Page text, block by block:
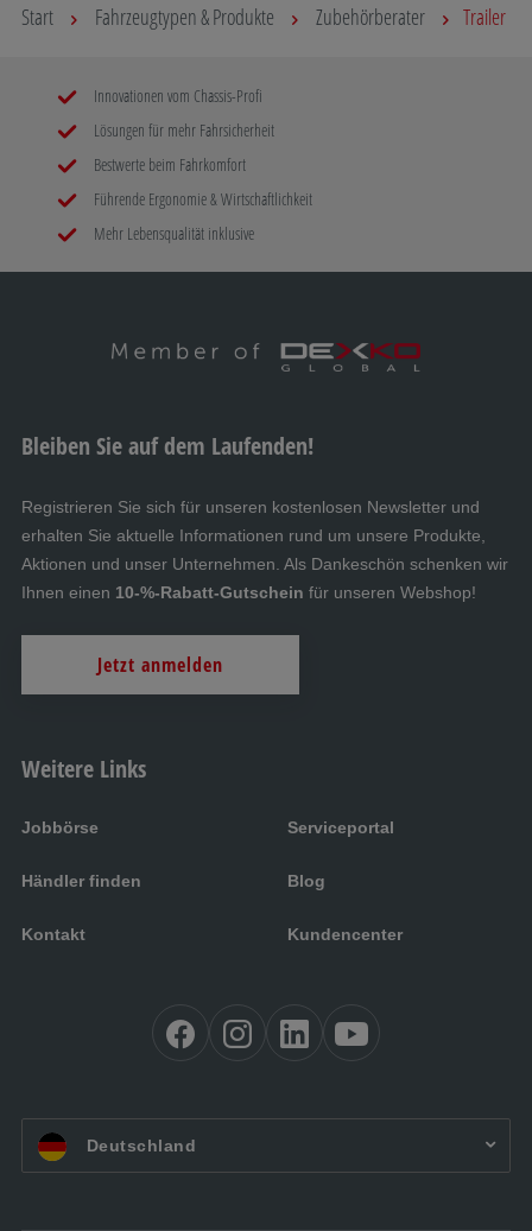
F
Mammut C-Trail
Winden
Start Fahrzeugtypen & Produkte Zubehörberater Trailer
Innovationen vom Chassis-Profi
Lösungen für mehr Fahrsicherheit
Bestwerte beim Fahrkomfort
Führende Ergonomie & Wirtschaftlichkeit
Mehr Lebensqualität inklusive
Weitere Links
Jobbörse Serviceportal
Händler finden Blog
Kontakt Kundencenter
DE: Deutschland
Bleiben Sie auf dem Laufenden!
Registrieren Sie sich für unseren kostenlosen Newsletter und
erhalten Sie aktuelle Informationen rund um unsere Produkte,
Aktionen und unser Unternehmen. Als Dankeschön schenken wir
Ihnen einen 10-%-Rabatt-Gutschein für unseren Webshop!
Jetzt anmelden